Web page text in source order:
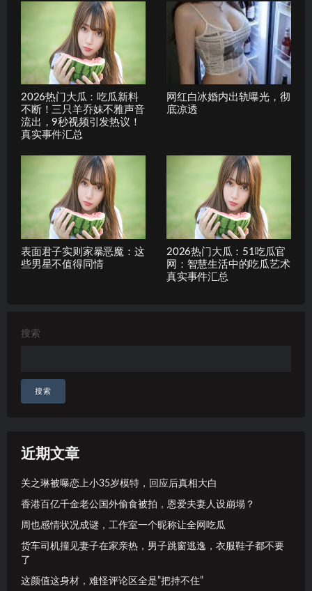
2026热门大瓜：吃瓜新料
不断！三只羊乔妹不雅声音
流出，9秒视频引发热议！
真实事件汇总
网红白冰婚内出轨曝光，彻
底凉透
表面君子实则家暴恶魔：这
些男星不值得同情
2026热门大瓜：51吃瓜官
网：智慧生活中的吃瓜艺术
真实事件汇总
搜索
搜索
近期文章
关之琳被曝恋上小35岁模特，回应后真相大白
香港百亿千金老公国外偷食被拍，恩爱夫妻人设崩塌？
周也感情状况成谜，工作室一个昵称让全网吃瓜
货车司机撞见妻子在家亲热，男子跳窗逃逸，衣服鞋子都不要
了
这颜值这身材，难怪评论区全是”把持不住”